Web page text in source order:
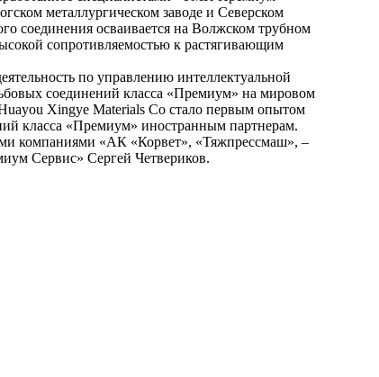
металлургическом заводе и Северском
соединения осваивается на Волжском трубном
сопротивляемостью к растягивающим
по управлению интеллектуальной
соединений класса «Премиум» на мировом
Xingye Materials Co стало первым опытом
класса «Премиум» иностранным партнерам.
компаниями «АК «Корвет», «Тяжпрессмаш», –
Сервис» Сергей Четвериков.